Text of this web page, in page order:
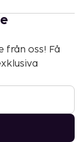
från oss! Få